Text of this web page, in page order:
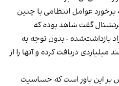
برخورد عوامل انتظامی با چنین
گفت شاهد بوده که
بازداشت‌‌شده - بدون توجه به
دریافت کرده و آنها را از
بر این باور است که حساسیت